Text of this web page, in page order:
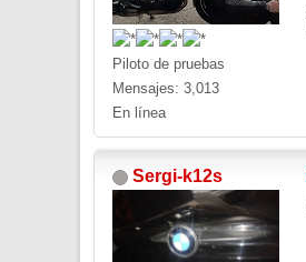
Piloto de pruebas
Mensajes: 3,013
En línea
Sergi-k12s